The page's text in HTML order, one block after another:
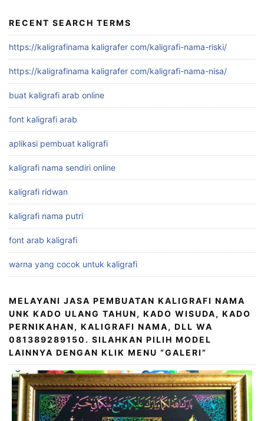
RECENT SEARCH TERMS
https://kaligrafinama kaligrafer com/kaligrafi-nama-riski/
https://kaligrafinama kaligrafer com/kaligrafi-nama-nisa/
buat kaligrafi arab online
font kaligrafi arab
aplikasi pembuat kaligrafi
kaligrafi nama sendiri online
kaligrafi ridwan
kaligrafi nama putri
font arab kaligrafi
warna yang cocok untuk kaligrafi
MELAYANI JASA PEMBUATAN KALIGRAFI NAMA
UNK KADO ULANG TAHUN, KADO WISUDA, KADO
PERNIKAHAN, KALIGRAFI NAMA, DLL WA
081389289150. SILAHKAN PILIH MODEL
LAINNYA DENGAN KLIK MENU “GALERI”